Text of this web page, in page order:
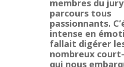
membres du
parcours tous
passionnants.
intense en
fallait digérer
nombreux
qui nous